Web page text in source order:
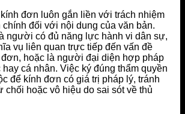
đơn luôn gắn liền với trách nhiệm
chính đối với nội dung của văn bản.
người có đủ năng lực hành vi dân sự,
vụ liên quan trực tiếp đến vấn đề
hoặc là người đại diện hợp pháp
cá nhân. Việc ký đúng thẩm quyền
để kính đơn có giá trị pháp lý, tránh
hoặc vô hiệu do sai sót về thủ